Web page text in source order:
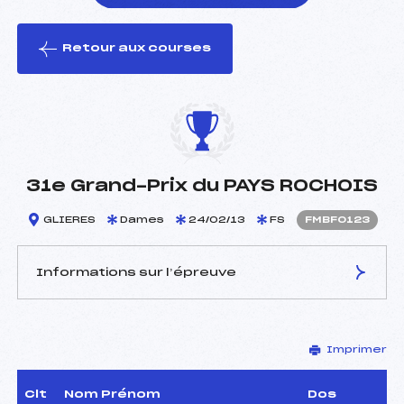
le ski
Retour aux courses
31e Grand-Prix du PAYS ROCHOIS
GLIERES Dames 24/02/13 FS FMBF0123
Informations sur l’épreuve
DOMENGE ALEXANDRE
(MB)
D.T Adjoint :
Imprimer
Clt Nom Prénom Dos